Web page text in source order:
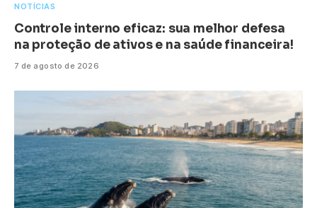
NOTÍCIAS
Controle interno eficaz: sua melhor defesa
na proteção de ativos e na saúde financeira!
7 de agosto de 2026